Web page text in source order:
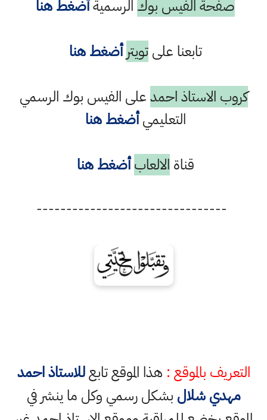
صفحة الفيس بوك الرسميةأضغط هنا
تابعنا علىتويتر أضغط هنا
كروب الاستاذ احمدعلى الفيس بوك الرسمي
التعليميأضغط هنا
قناة الالعاب أضغط هنا
--------------------------------
التعريف بالموقع : هذا الموقع تابعللاستاذ احمد
مهدي شلال بشكل رسمي وكل ما ينشر في